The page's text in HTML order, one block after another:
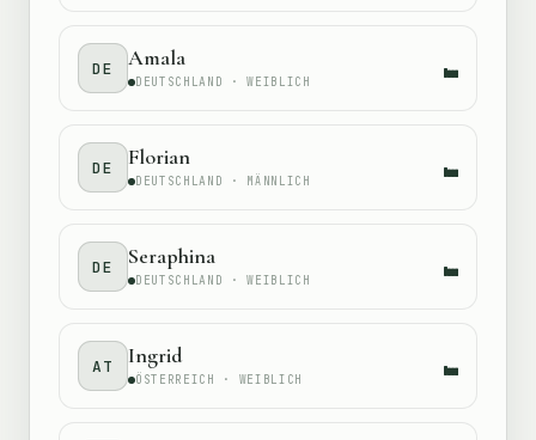
DE Amala
DEUTSCHLAND · WEIBLICH
DE Florian
DEUTSCHLAND · MÄNNLICH
DE Seraphina
DEUTSCHLAND · WEIBLICH
AT Ingrid
ÖSTERREICH · WEIBLICH